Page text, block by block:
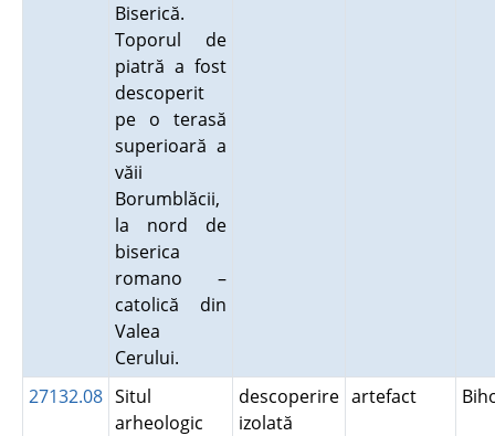
Biserică.
Toporul de
piatră a fost
descoperit
pe o terasă
superioară a
văii
Borumblăcii,
la nord de
biserica
romano –
catolică din
Valea
Cerului.
27132.08 Situl
arheologic
descoperire
izolată
artefact